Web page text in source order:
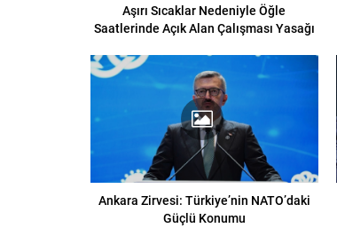
Aşırı Sıcaklar Nedeniyle Öğle
Saatlerinde Açık Alan Çalışması Yasağı
Ankara Zirvesi: Türkiye’nin NATO’daki
Güçlü Konumu